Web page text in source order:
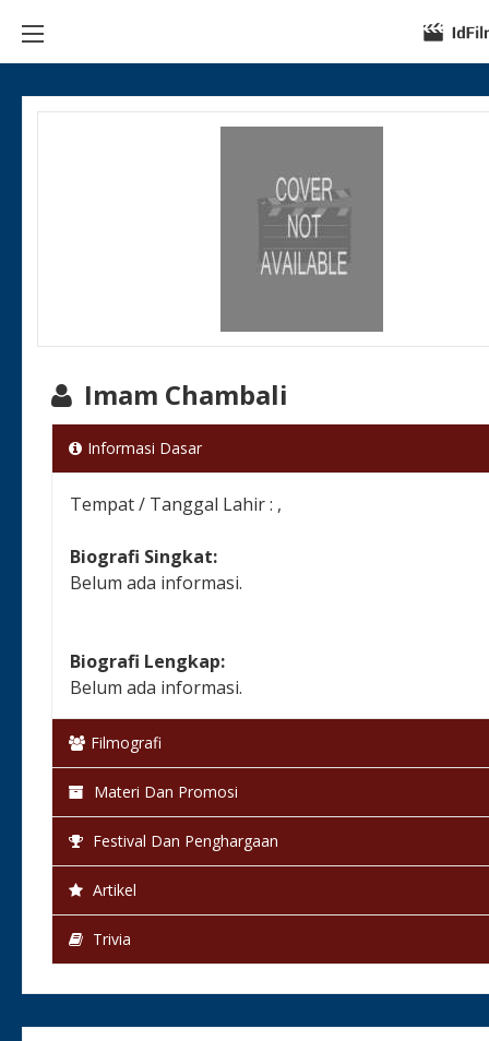
Imam Chambali
Informasi Dasar
Tempat / Tanggal Lahir : ,
Biografi Singkat:
Belum ada informasi.
Biografi Lengkap:
Belum ada informasi.
Filmografi
Materi Dan Promosi
Festival Dan Penghargaan
Artikel
Trivia